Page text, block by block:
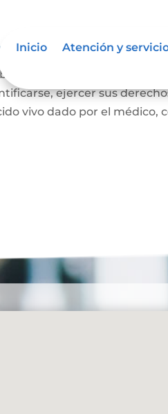
Inicio Atención y
mediante el cual la
ejercer sus
vivo dado por el médico,